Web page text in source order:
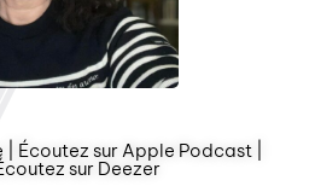
| Écoutez sur Apple Podcast |
sur Deezer